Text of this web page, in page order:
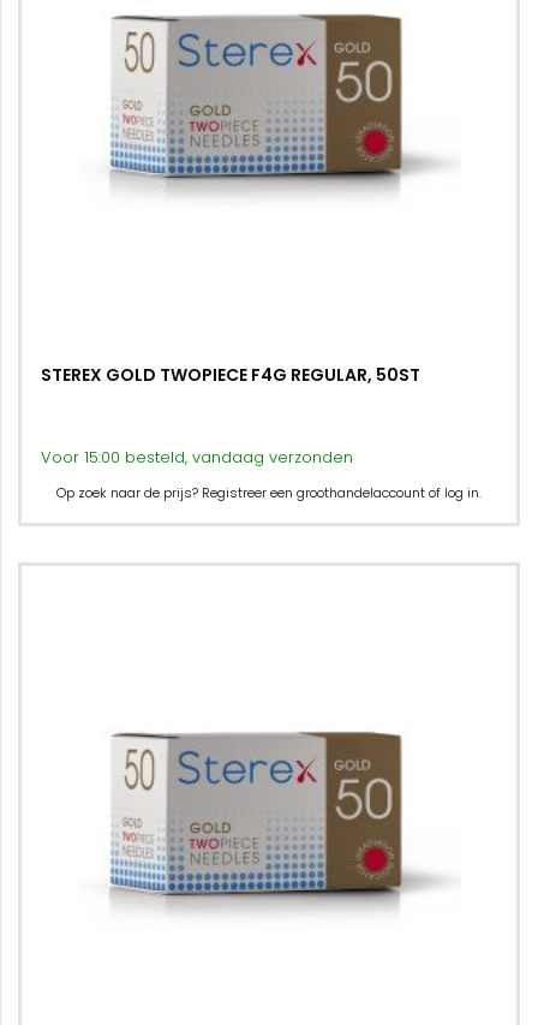
STEREX GOLD TWOPIECE F4G REGULAR, 50ST
Voor 15:00 besteld, vandaag verzonden
Op zoek naar de prijs? Registreer een groothandelaccount of log in.